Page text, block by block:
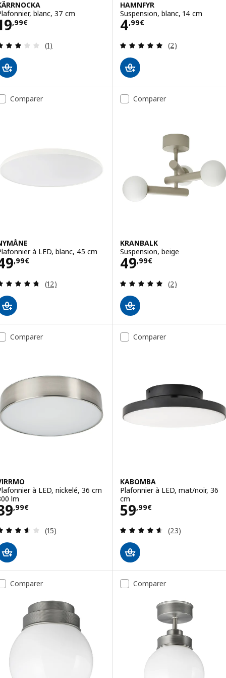
blanc, 37 cm
,99€
19,99€
Révision: 3 hors de 5 étoiles. Nombre total de
(1)
HAMNFYR
Suspension, blanc, 14 cm
4,99€
Prix 4,99€
Révision: 5
(2)
Comparer
à LED, blanc, 45 cm
,99€
49,99€
Révision: 4.7 hors de 5 étoiles. Nombre total de
(12)
Comparer
KRANBALK
Suspension, beige
49,99€
Prix 49,99€
Révision: 5
(2)
Comparer
à LED, nickelé, 36 cm
lm
,99€
39,99€
Révision: 3.6 hors de 5 étoiles. Nombre total de
(15)
Comparer
KABOMBA
Plafonnier à LED, mat/noir, 36
cm
59,99€
Prix 59,99€
Révision: 4.6
(23)
Comparer Comparer